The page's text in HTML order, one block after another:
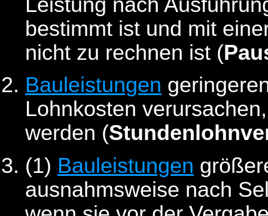
bestimmt ist und mit
nicht zu rechnen ist (
Bauleistungen
Lohnkosten
werden (
(1) Bauleistungen
ausnahmsweise nach